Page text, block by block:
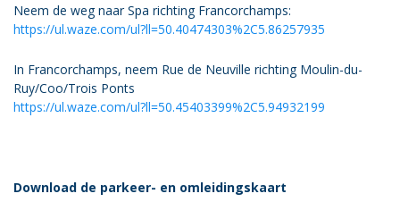
Neem de weg naar Spa richting Francorchamps:
https://ul.waze.com/ul?ll=50.40474303%2C5.86257935
In Francorchamps, neem Rue de Neuville richting Moulin-du-
Ruy/Coo/Trois Ponts
https://ul.waze.com/ul?ll=50.45403399%2C5.94932199
Download de parkeer- en omleidingskaart